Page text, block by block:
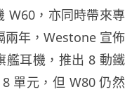
W60，亦同時帶來專
兩年，Westone 宣佈
艦耳機，推出 8 動鐵
單元，但 W80 仍然